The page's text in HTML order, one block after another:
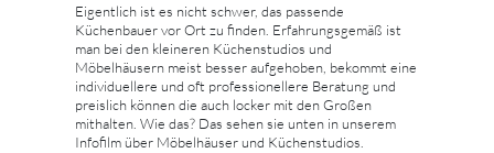
Eigentlich ist es nicht schwer, das passende
Küchenbauer vor Ort zu finden. Erfahrungsgemäß ist
man bei den kleineren Küchenstudios und
Möbelhäusern meist besser aufgehoben, bekommt eine
individuellere und oft professionellere Beratung und
preislich können die auch locker mit den Großen
mithalten. Wie das? Das sehen sie unten in unserem
Infofilm über Möbelhäuser und Küchenstudios.